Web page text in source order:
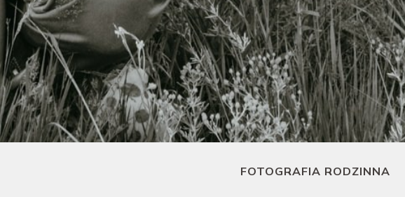
FOTOGRAFIA RODZINNA